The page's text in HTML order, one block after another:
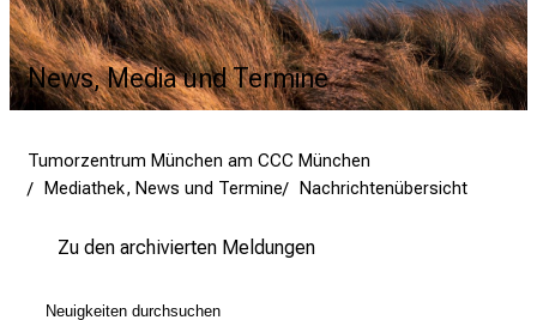
News, Media und Termine
Tumorzentrum München am CCC München
Mediathek, News und Termine
Nachrichtenübersicht
Zu den archivierten Meldungen